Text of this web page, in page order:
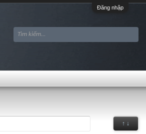
Đăng nhập
↑ ↓